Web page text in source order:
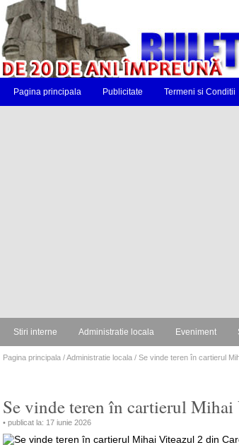
Pagina principala Publicitate Termeni si Conditii
Stiri interne Administratie locala Eveniment
Pagina principala /Administratie locala / Se vinde teren în cartierul
Se vinde teren în cartierul
• publicat la: 17 iunie 2026